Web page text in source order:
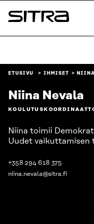
Siirry
suoraan
Sitra
ETUSIVU IHMISET
Niina Nevala
Niina toimii
Uudet vaikuttamisen
+358 294 618 375
niina.nevala@sitra.fi